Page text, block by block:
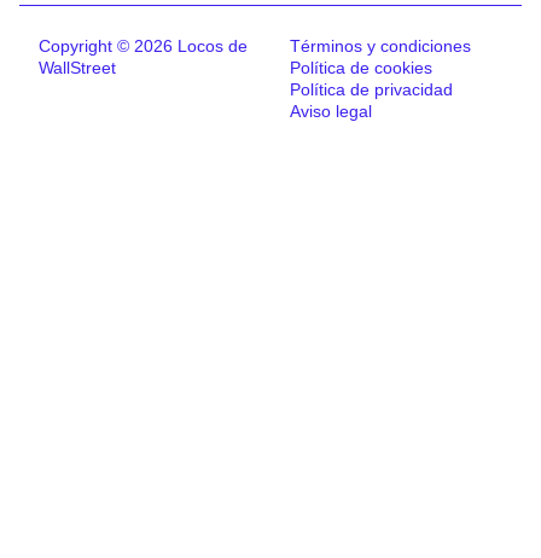
Copyright © 2026 Locos de
WallStreet
Términos y condiciones
Política de cookies
Política de privacidad
Aviso legal